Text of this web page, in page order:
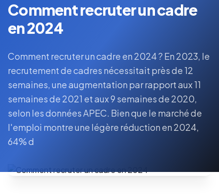
Comment recruter un cadre
en 2024
Comment recruter un cadre en 2024 ? En 2023, le
recrutement de cadres nécessitait près de 12
semaines, une augmentation par rapport aux 11
semaines de 2021 et aux 9 semaines de 2020,
selon les données APEC. Bien que le marché de
l'emploi montre une légère réduction en 2024,
64% d